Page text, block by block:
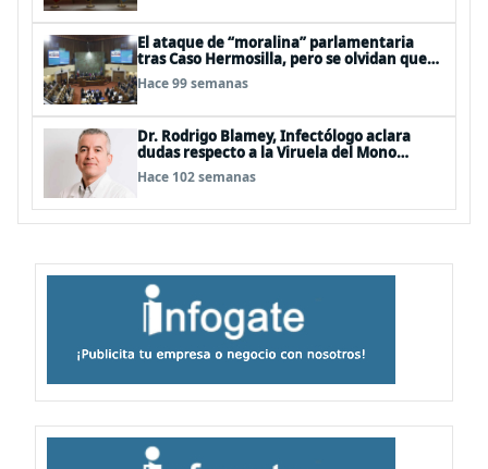
El ataque de “moralina” parlamentaria
tras Caso Hermosilla, pero se olvidan que
son los peor evaluados
Hace 99 semanas
Dr. Rodrigo Blamey, Infectólogo aclara
dudas respecto a la Viruela del Mono
(MPOX)
Hace 102 semanas